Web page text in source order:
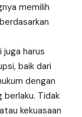
memilih
juga harus
baik dari
dengan
Tidak
kekuasaan